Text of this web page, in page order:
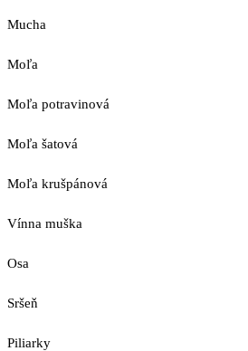
Mucha
Moľa
Moľa potravinová
Moľa šatová
Moľa krušpánová
Vínna muška
Osa
Sršeň
Piliarky